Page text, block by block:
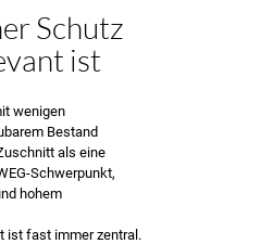
Schutz
ist
wenigen
Bestand
als eine
Schwerpunkt,
hohem
ist fast immer zentral.